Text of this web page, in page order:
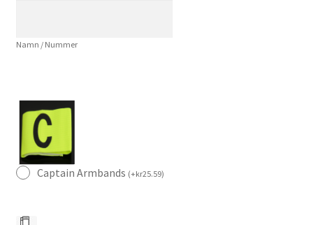
Kortärmad
Namn / Nummer
Captain Armbands (+kr25.59)